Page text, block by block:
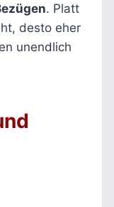
. Platt
desto eher
unendlich